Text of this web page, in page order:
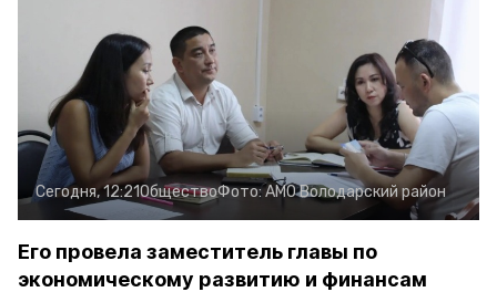
Сегодня, 12:21ОбществоФото:АМО Володарский район
Его провела заместитель главы по
экономическому развитию и финансам